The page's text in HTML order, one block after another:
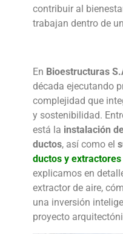
contribuir al
trabajan dentro de
En Bioestructuras
década ejecutando
complejidad que
y sostenibilidad.
está la instalación
ductos, así como el
ductos y
explicamos en
extractor de aire,
una inversión
proyecto